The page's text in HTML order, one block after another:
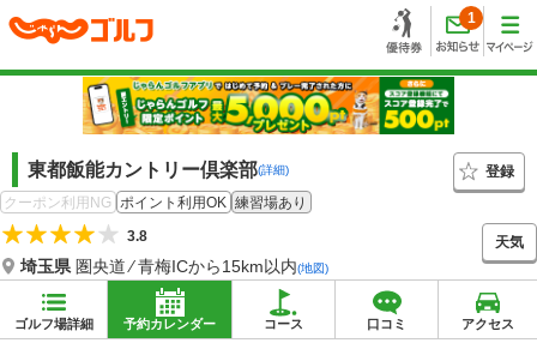
1
東都飯能カントリー倶楽部(詳細)
登録
クーポン利用NG ポイント利用OK 練習場あり
3.8
埼玉県 圏央道 ⁄ 青梅ICから15km以内(地図)
天気
ゴルフ場詳細 予約カレンダー コース 口コミ アクセス